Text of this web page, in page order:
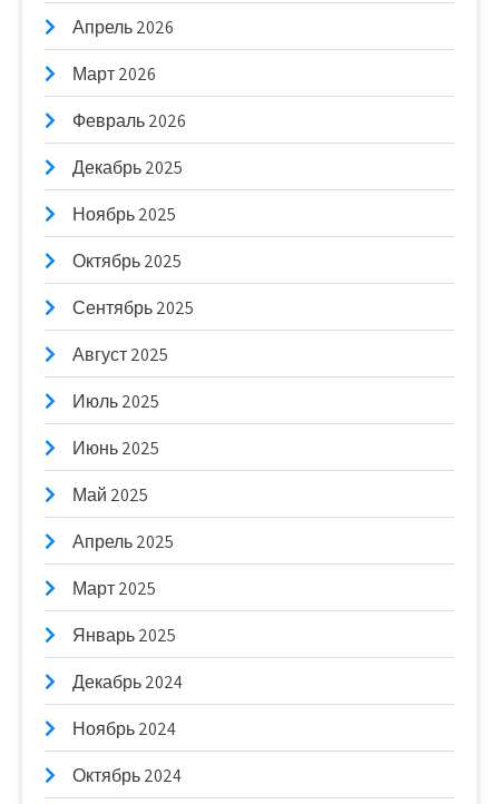
Апрель 2026
Март 2026
Февраль 2026
Декабрь 2025
Ноябрь 2025
Октябрь 2025
Сентябрь 2025
Август 2025
Июль 2025
Июнь 2025
Май 2025
Апрель 2025
Март 2025
Январь 2025
Декабрь 2024
Ноябрь 2024
Октябрь 2024